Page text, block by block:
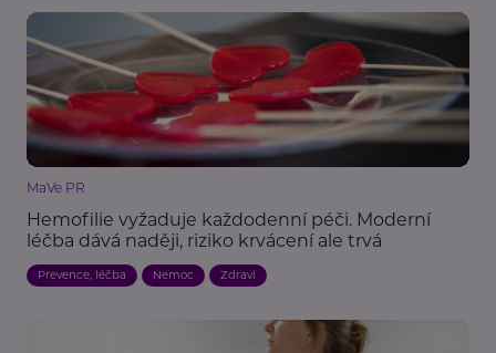
MaVe PR
Hemofilie vyžaduje každodenní péči. Moderní
léčba dává naději, riziko krvácení ale trvá
Prevence, léčba Nemoc Zdraví